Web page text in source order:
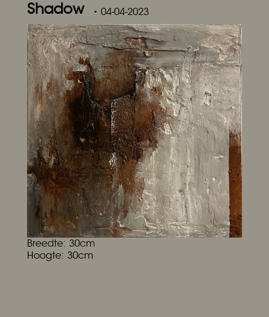
Shadow • 04-04-2023
Breedte: 30cm
Hoogte: 30cm